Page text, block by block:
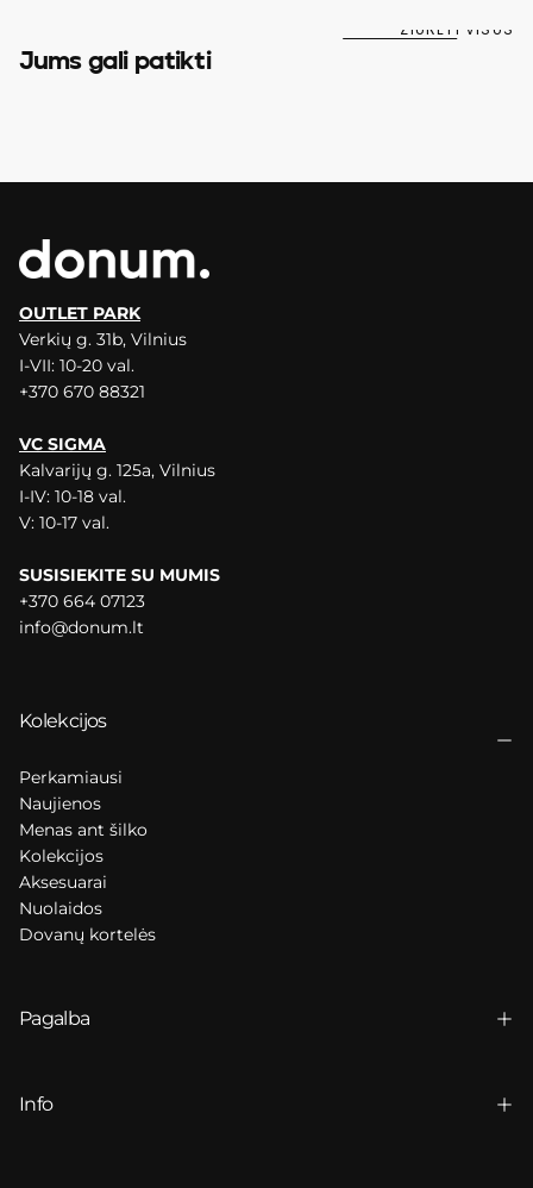
Jums gali patikti
ŽIŪRĖTI VISUS
OUTLET PARK
Verkių g. 31b, Vilnius
I-VII: 10-20 val.
+370 670 88321
VC SIGMA
Kalvarijų g. 125a, Vilnius
I-IV: 10-18 val.
V: 10-17 val.
SUSISIEKITE SU MUMIS
+370 664 07123
info@donum.lt
Kolekcijos
Perkamiausi
Naujienos
Menas ant šilko
Kolekcijos
Aksesuarai
Nuolaidos
Dovanų kortelės
Pagalba
Info